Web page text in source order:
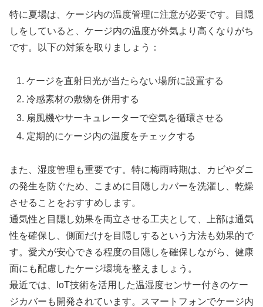
特に夏場は、ケージ内の温度管理に注意が必要です。目隠
しをしていると、ケージ内の温度が外気より高くなりがち
です。以下の対策を取りましょう：
ケージを直射日光が当たらない場所に設置する
冷感素材の敷物を併用する
扇風機やサーキュレーターで空気を循環させる
定期的にケージ内の温度をチェックする
また、湿度管理も重要です。特に梅雨時期は、カビやダニ
の発生を防ぐため、こまめに目隠しカバーを洗濯し、乾燥
させることをおすすめします。
通気性と目隠し効果を両立させる工夫として、上部は通気
性を確保し、側面だけを目隠しするという方法も効果的で
す。愛犬が安心できる程度の目隠しを確保しながら、健康
面にも配慮したケージ環境を整えましょう。
最近では、IoT技術を活用した温湿度センサー付きのケー
ジカバーも開発されています。スマートフォンでケージ内